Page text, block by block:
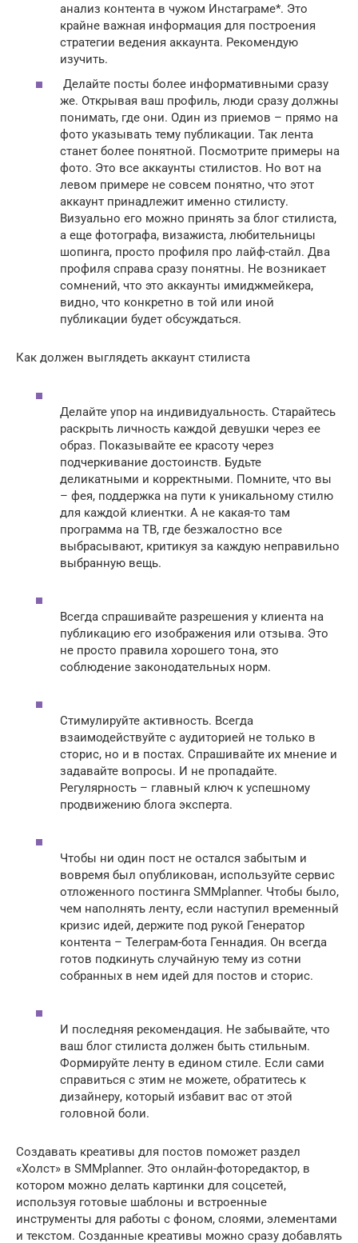
анализ контента в чужом Инстаграме*. Это
крайне важная информация для построения
стратегии ведения аккаунта. Рекомендую
изучить.
Делайте посты более информативными сразу
же. Открывая ваш профиль, люди сразу должны
понимать, где они. Один из приемов – прямо на
фото указывать тему публикации. Так лента
станет более понятной. Посмотрите примеры на
фото. Это все аккаунты стилистов. Но вот на
левом примере не совсем понятно, что этот
аккаунт принадлежит именно стилисту.
Визуально его можно принять за блог стилиста,
а еще фотографа, визажиста, любительницы
шопинга, просто профиля про лайф-стайл. Два
профиля справа сразу понятны. Не возникает
сомнений, что это аккаунты имиджмейкера,
видно, что конкретно в той или иной
публикации будет обсуждаться.
Как должен выглядеть аккаунт стилиста
Делайте упор на индивидуальность. Старайтесь
раскрыть личность каждой девушки через ее
образ. Показывайте ее красоту через
подчеркивание достоинств. Будьте
деликатными и корректными. Помните, что вы
– фея, поддержка на пути к уникальному стилю
для каждой клиентки. А не какая-то там
программа на ТВ, где безжалостно все
выбрасывают, критикуя за каждую неправильно
выбранную вещь.
Всегда спрашивайте разрешения у клиента на
публикацию его изображения или отзыва. Это
не просто правила хорошего тона, это
соблюдение законодательных норм.
Стимулируйте активность. Всегда
взаимодействуйте с аудиторией не только в
сторис, но и в постах. Спрашивайте их мнение и
задавайте вопросы. И не пропадайте.
Регулярность – главный ключ к успешному
продвижению блога эксперта.
Чтобы ни один пост не остался забытым и
вовремя был опубликован, используйте сервис
отложенного постинга SMMplanner. Чтобы было,
чем наполнять ленту, если наступил временный
кризис идей, держите под рукой Генератор
контента – Телеграм-бота Геннадия. Он всегда
готов подкинуть случайную тему из сотни
собранных в нем идей для постов и сторис.
И последняя рекомендация. Не забывайте, что
ваш блог стилиста должен быть стильным.
Формируйте ленту в едином стиле. Если сами
справиться с этим не можете, обратитесь к
дизайнеру, который избавит вас от этой
головной боли.
Создавать креативы для постов поможет раздел
«Холст» в SMMplanner. Это онлайн-фоторедактор, в
котором можно делать картинки для соцсетей,
используя готовые шаблоны и встроенные
инструменты для работы с фоном, слоями, элементами
и текстом. Созданные креативы можно сразу добавлять